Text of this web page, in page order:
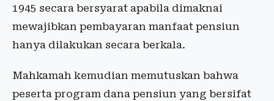
1945 secara bersyarat apabila dimaknai
mewajibkan pembayaran manfaat pensiun
hanya dilakukan secara berkala.
Mahkamah kemudian memutuskan bahwa
peserta program dana pensiun yang bersifat